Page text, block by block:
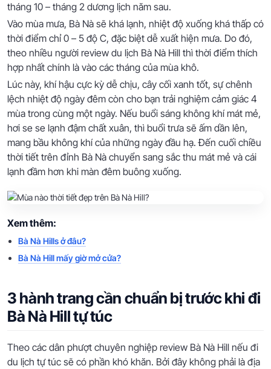
tháng 10 – tháng 2 dương lịch năm sau.
Vào mùa mưa, Bà Nà sẽ khá lạnh, nhiệt độ xuống khá thấp có
thời điểm chỉ 0 – 5 độ C, đặc biệt dễ xuất hiện mưa. Do đó,
theo nhiều người review du lịch Bà Nà Hill thì thời điểm thích
hợp nhất chính là vào các tháng của mùa khô.
Lúc này, khí hậu cực kỳ dễ chịu, cây cối xanh tốt, sự chênh
lệch nhiệt độ ngày đêm còn cho bạn trải nghiệm cảm giác 4
mùa trong cùng một ngày. Nếu buổi sáng không khí mát mẻ,
hơi se se lạnh đậm chất xuân, thì buổi trưa sẽ ấm dần lên,
mang bầu không khí của những ngày đầu hạ. Đến cuối chiều
thời tiết trên đỉnh Bà Nà chuyển sang sắc thu mát mẻ và cái
lạnh đầm hơn khi màn đêm buông xuống.
Xem thêm:
Bà Nà Hills ở đâu?
Bà Nà Hill mấy giờ mở cửa?
3 hành trang cần chuẩn bị trước khi đi
Bà Nà Hill tự túc
Theo các dân phượt chuyên nghiệp review Bà Nà Hill nếu đi
du lịch tự túc sẽ có phần khó khăn. Bởi đây không phải là địa